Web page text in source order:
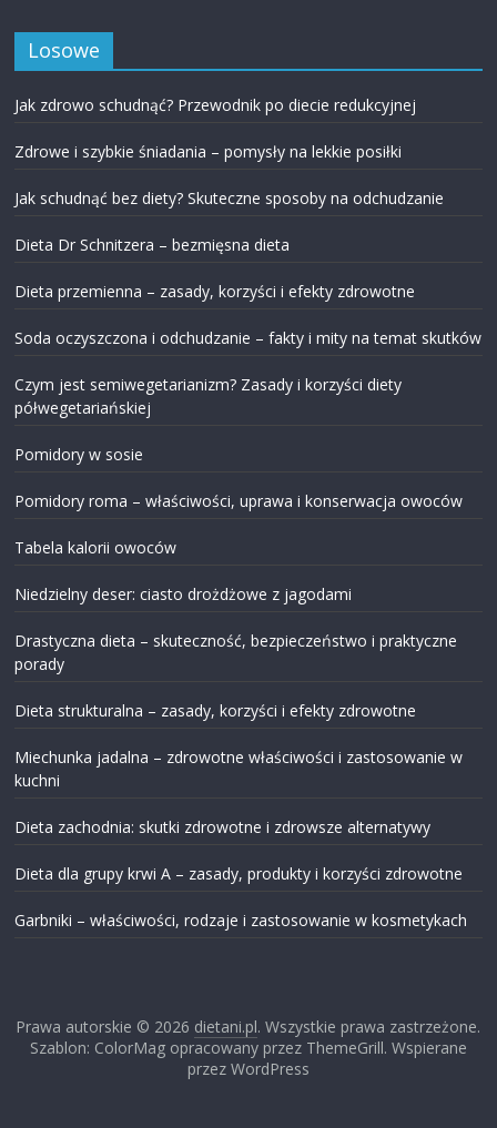
Losowe
Jak zdrowo schudnąć? Przewodnik po diecie redukcyjnej
Zdrowe i szybkie śniadania – pomysły na lekkie posiłki
Jak schudnąć bez diety? Skuteczne sposoby na odchudzanie
Dieta Dr Schnitzera – bezmięsna dieta
Dieta przemienna – zasady, korzyści i efekty zdrowotne
Soda oczyszczona i odchudzanie – fakty i mity na temat skutków
Czym jest semiwegetarianizm? Zasady i korzyści diety
półwegetariańskiej
Pomidory w sosie
Pomidory roma – właściwości, uprawa i konserwacja owoców
Tabela kalorii owoców
Niedzielny deser: ciasto drożdżowe z jagodami
Drastyczna dieta – skuteczność, bezpieczeństwo i praktyczne
porady
Dieta strukturalna – zasady, korzyści i efekty zdrowotne
Miechunka jadalna – zdrowotne właściwości i zastosowanie w
kuchni
Dieta zachodnia: skutki zdrowotne i zdrowsze alternatywy
Dieta dla grupy krwi A – zasady, produkty i korzyści zdrowotne
Garbniki – właściwości, rodzaje i zastosowanie w kosmetykach
Prawa autorskie © 2026 dietani.pl. Wszystkie prawa zastrzeżone.
Szablon: ColorMag opracowany przez ThemeGrill. Wspierane
przez WordPress